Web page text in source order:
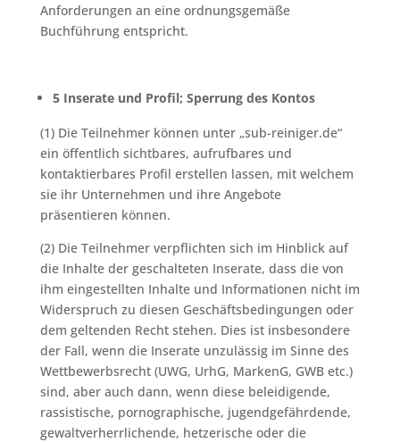
Anforderungen an eine ordnungsgemäße
Buchführung entspricht.
5 Inserate und Profil; Sperrung des Kontos
(1) Die Teilnehmer können unter „sub-reiniger.de“
ein öffentlich sichtbares, aufrufbares und
kontaktierbares Profil erstellen lassen, mit welchem
sie ihr Unternehmen und ihre Angebote
präsentieren können.
(2) Die Teilnehmer verpflichten sich im Hinblick auf
die Inhalte der geschalteten Inserate, dass die von
ihm eingestellten Inhalte und Informationen nicht im
Widerspruch zu diesen Geschäftsbedingungen oder
dem geltenden Recht stehen. Dies ist insbesondere
der Fall, wenn die Inserate unzulässig im Sinne des
Wettbewerbsrecht (UWG, UrhG, MarkenG, GWB etc.)
sind, aber auch dann, wenn diese beleidigende,
rassistische, pornographische, jugendgefährdende,
gewaltverherrlichende, hetzerische oder die